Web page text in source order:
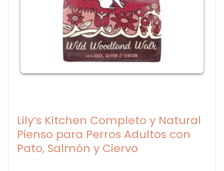
Lily’s Kitchen Completo y Natural
Pienso para Perros Adultos con
Pato, Salmón y Ciervo